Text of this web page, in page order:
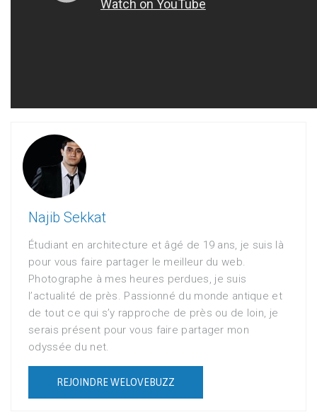
Najib Sekkat
Étudiant en architecture et âgé de 19 ans, je suis là
pour vous faire partager le meilleur du web.
Photographe à mes heures perdues, je suis
l’actualité de près. Passionné du monde antique et
de tout ce qui s’y rapproche de près ou de loin, je
serais présent pour vous faire partager mon
odyssée du net.
REJOINDRE WELOVEBUZZ